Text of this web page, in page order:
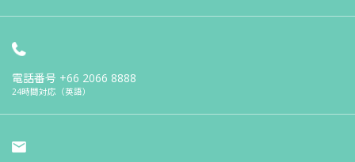
電話番号 +66 2066 8888
24時間対応（英語）